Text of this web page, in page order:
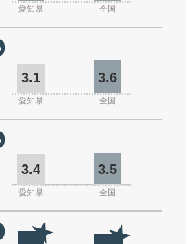
愛知県 全国
3.1 3.6
愛知県 全国
3.4 3.5
愛知県 全国